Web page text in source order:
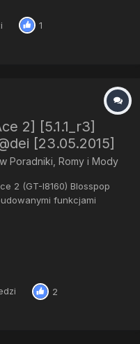
1
2] [5.1.1_r3]
[23.05.2015]
Poradniki, Romy i Mody
2 (GT-I8160) Blosspop
funkcjami
ostatniego wydania.
-Wifi może nie dz...
2